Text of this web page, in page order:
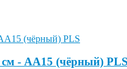
см - АА15 (чёрный) PLS